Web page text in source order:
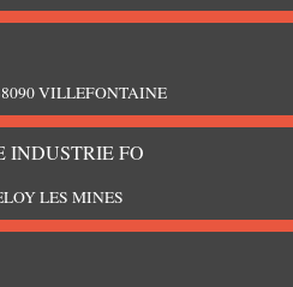
VILLEFONTAINE
INDUSTRIE FO
LES MINES